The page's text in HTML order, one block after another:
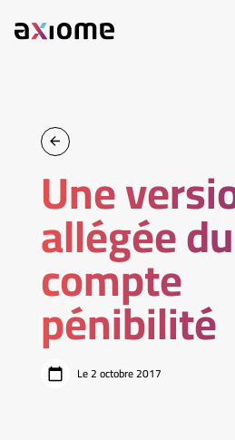
Une
allégée du
compte
pénibilité
Le 2 octobre 2017